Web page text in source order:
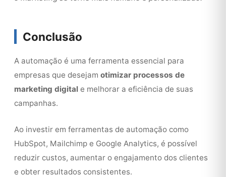
Conclusão
A automação é uma ferramenta essencial para
empresas que desejam otimizar processos de
marketing digital e melhorar a eficiência de suas
campanhas.
Ao investir em ferramentas de automação como
HubSpot, Mailchimp e Google Analytics, é possível
reduzir custos, aumentar o engajamento dos clientes
e obter resultados consistentes.